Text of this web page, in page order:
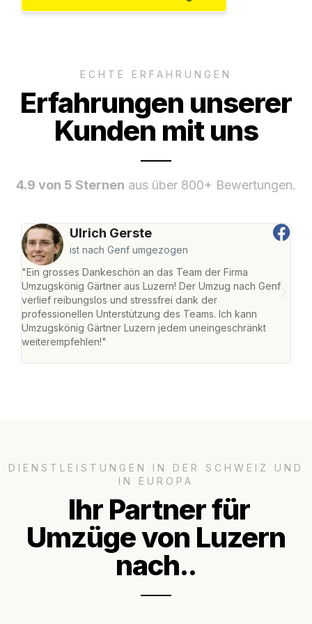
ECHTE ERFAHRUNGEN
Erfahrungen unserer
Kunden mit uns
4.9 von 5 Sternen aus über 800+ Bewertungen.
Ulrich Gerste
ist nach Genf umgezogen
"Ein grosses Dankeschön an das Team der Firma
Umzugskönig Gärtner aus Luzern! Der Umzug nach Genf
verlief reibungslos und stressfrei dank der
professionellen Unterstützung des Teams. Ich kann
Umzugskönig Gärtner Luzern jedem uneingeschränkt
weiterempfehlen!"
DIENSTLEISTUNGEN IN DER SCHWEIZ UND
IN EUROPA
Ihr Partner für
Umzüge von Luzern
nach..